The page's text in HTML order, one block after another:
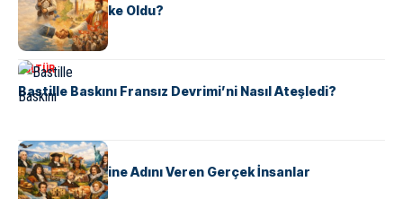
Tunus Nasıl Ülke Oldu?
KÜLTÜR
Bastille Baskını Fransız Devrimi’ni Nasıl Ateşledi?
KÜLTÜR
ABD Eyaletlerine Adını Veren Gerçek İnsanlar